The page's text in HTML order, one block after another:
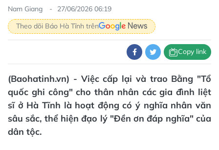
Nam Giang
27/06/2026 06:19
Theo dõi Báo Hà Tĩnh trên
Copy link
(Baohatinh.vn) - Việc cấp lại và trao Bằng "Tổ
quốc ghi công" cho thân nhân các gia đình liệt
sĩ ở Hà Tĩnh là hoạt động có ý nghĩa nhân văn
sâu sắc, thể hiện đạo lý "Đền ơn đáp nghĩa" của
dân tộc.